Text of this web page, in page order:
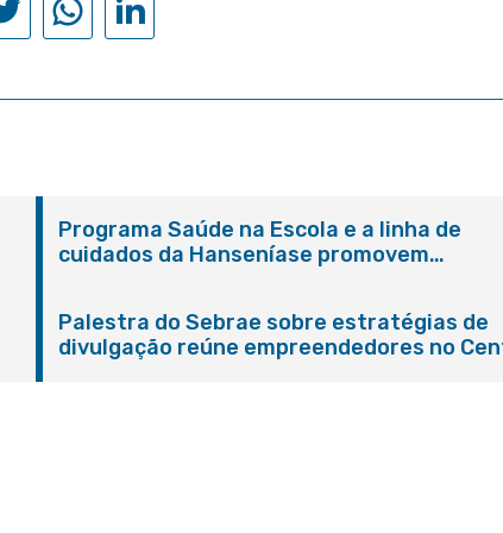
Programa Saúde na Escola e a linha de
cuidados da Hanseníase promovem
Palestra do Sebrae sobre estratégias de
divulgação reúne empreendedores no